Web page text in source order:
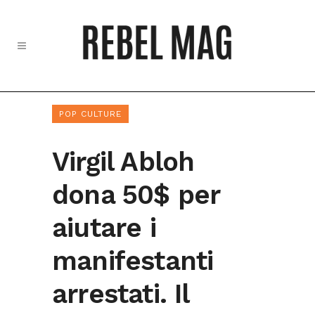
POP CULTURE
Virgil Abloh
dona 50$ per
aiutare i
manifestanti
arrestati. Il